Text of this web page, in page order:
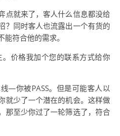
点就来了，客人什么信息都没给
？同时客人也流露出一个有货的
符合他的需求。
价格我加个您的联系方式给你
—你被PASS。但是可能客人以
就少了一个潜在的机会。这样做
那至少你过了一轮筛选了，符合